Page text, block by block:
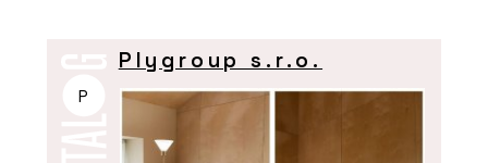
P
Plygroup s.r.o.